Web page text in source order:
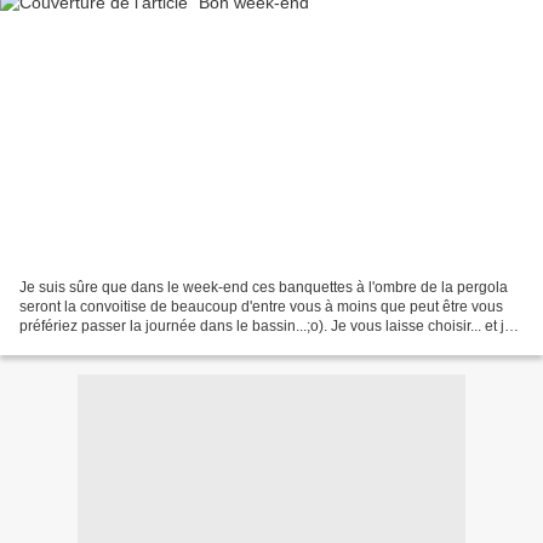
Je suis sûre que dans le week-end ces banquettes à l'ombre de la pergola
seront la convoitise de beaucoup d'entre vous à moins que peut être vous
préfériez passer la journée dans le bassin...;o). Je vous laisse choisir... et je